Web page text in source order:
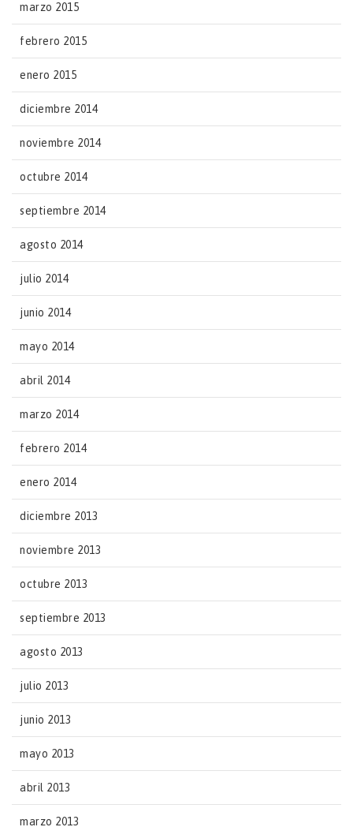
marzo 2015
febrero 2015
enero 2015
diciembre 2014
noviembre 2014
octubre 2014
septiembre 2014
agosto 2014
julio 2014
junio 2014
mayo 2014
abril 2014
marzo 2014
febrero 2014
enero 2014
diciembre 2013
noviembre 2013
octubre 2013
septiembre 2013
agosto 2013
julio 2013
junio 2013
mayo 2013
abril 2013
marzo 2013